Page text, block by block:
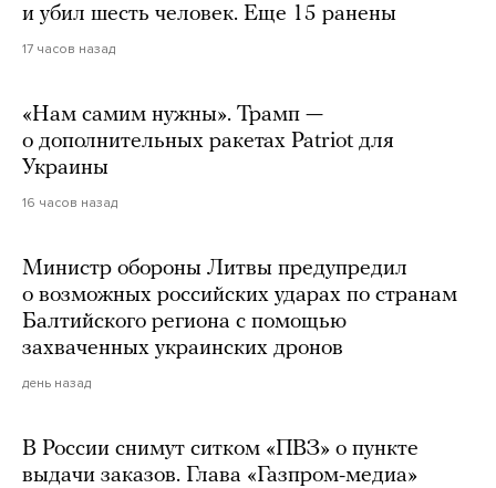
и убил шесть человек. Еще 15 ранены
17 часов назад
«Нам самим нужны». Трамп —
о дополнительных ракетах Patriot для
Украины
16 часов назад
Министр обороны Литвы предупредил
о возможных российских ударах по странам
Балтийского региона с помощью
захваченных украинских дронов
день назад
В России снимут ситком «ПВЗ» о пункте
выдачи заказов. Глава «Газпром-медиа»